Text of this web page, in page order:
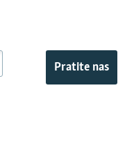
Pratite nas